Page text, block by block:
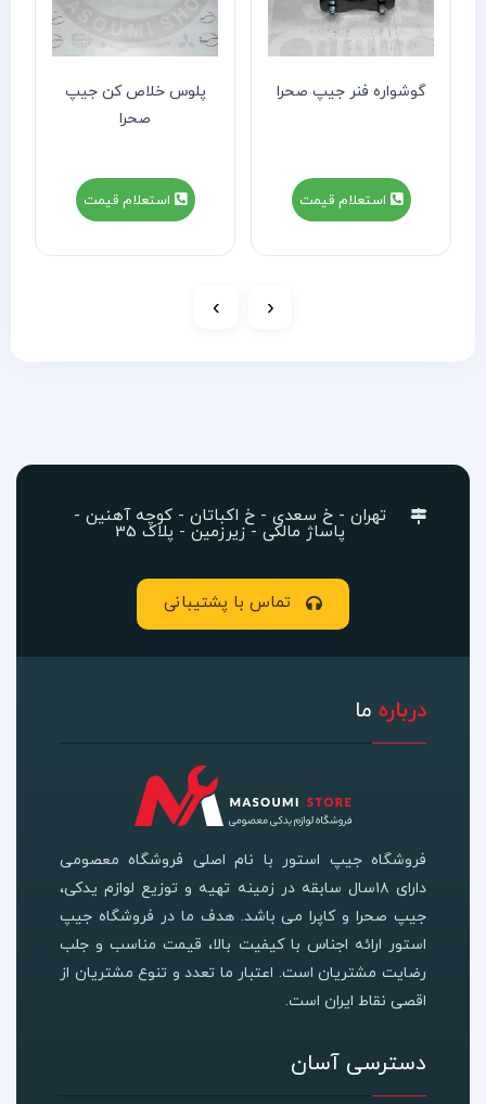
گوشواره فنر جیپ صحرا
استعلام قیمت
پلوس خلاص کن جیپ
صحرا
استعلام قیمت
‹
›
تهران - خ سعدی - خ اکباتان - کوچه آهنین -
پاساژ مالکی - زیرزمین - پلاک 35
تماس با پشتیبانی
درباره ما
فروشگاه جیپ استور با نام اصلی فروشگاه معصومی
دارای ۱۸سال سابقه در زمینه تهیه و توزیع لوازم یدکی،
جیپ صحرا و کاپرا می باشد. هدف ما در فروشگاه جیپ
استور ارائه اجناس با کیفیت بالا، قیمت مناسب و جلب
رضایت مشتریان است. اعتبار ما تعدد و تنوع مشتریان از
اقصی نقاط ایران است.
دسترسی آسان